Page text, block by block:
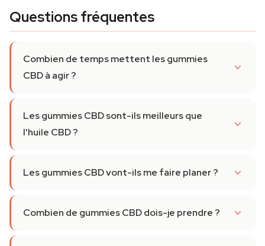
Questions fréquentes
Combien de temps mettent les gummies
CBD à agir ?
Les gummies CBD sont-ils meilleurs que
l'huile CBD ?
Les gummies CBD vont-ils me faire planer ?
Combien de gummies CBD dois-je prendre ?